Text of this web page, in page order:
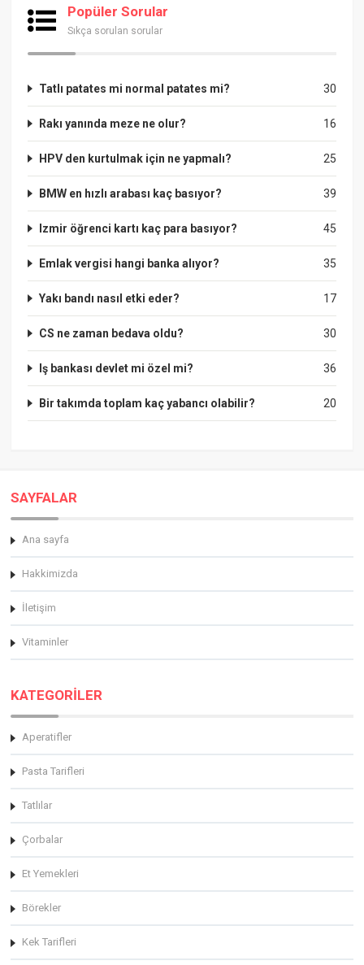
Popüler Sorular
Sıkça sorulan sorular
30
Tatlı patates mi normal patates mi?
16
Rakı yanında meze ne olur?
25
HPV den kurtulmak için ne yapmalı?
39
BMW en hızlı arabası kaç basıyor?
45
Izmir öğrenci kartı kaç para basıyor?
35
Emlak vergisi hangi banka alıyor?
17
Yakı bandı nasıl etki eder?
30
CS ne zaman bedava oldu?
36
Iş bankası devlet mi özel mi?
20
Bir takımda toplam kaç yabancı olabilir?
SAYFALAR
Ana sayfa
Hakkimizda
İletişim
Vitaminler
KATEGORİLER
Aperatifler
Pasta Tarifleri
Tatlılar
Çorbalar
Et Yemekleri
Börekler
Kek Tarifleri